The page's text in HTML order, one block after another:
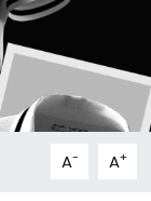
A- A+